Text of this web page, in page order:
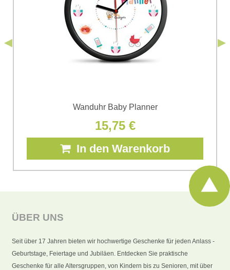
Bomba s.r.o. zur Kenntnis genommen. *
Wanduhr Baby Planner
15,75 €
In den Warenkorb
ÜBER UNS
Seit über 17 Jahren bieten wir hochwertige Geschenke für jeden Anlass -
Geburtstage, Feiertage und Jubiläen. Entdecken Sie praktische
Geschenke für alle Altersgruppen, von Kindern bis zu Senioren, mit über